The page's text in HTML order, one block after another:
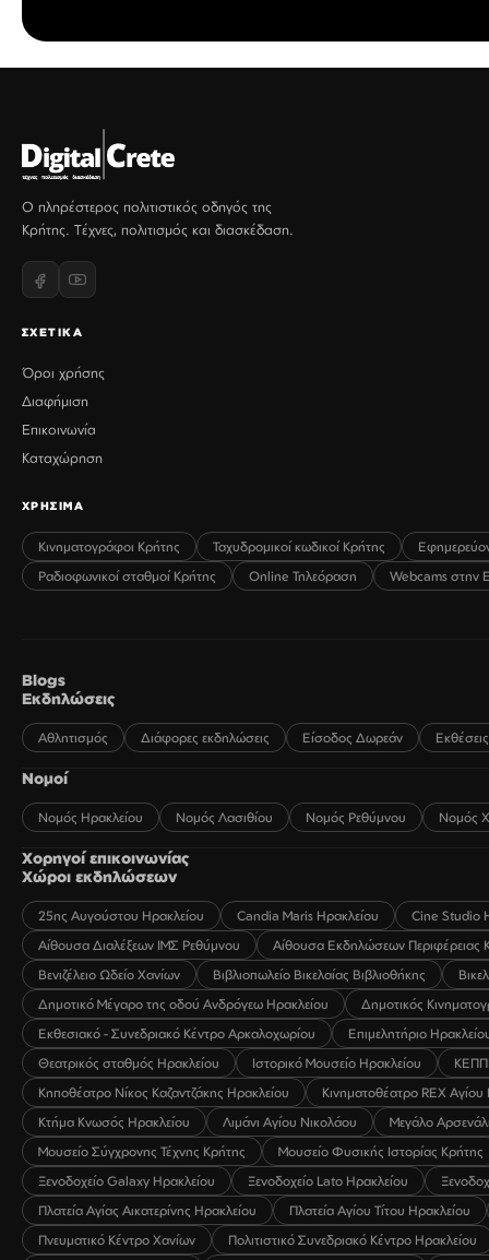
Ο πληρέστερος πολιτιστικός οδηγός της
Κρήτης. Τέχνες, πολιτισμός και διασκέδαση.
ΣΧΕΤΙΚΑ
Όροι χρήσης
Διαφήμιση
Επικοινωνία
Καταχώρηση
ΧΡΗΣΙΜΑ
Κινηματογράφοι Κρήτης Ταχυδρομικοί κωδικοί Κρήτης
Ραδιοφωνικοί σταθμοί Κρήτης
Online Τηλεόραση Webcams στην
Blogs
Εκδηλώσεις
Αθλητισμός Διάφορες εκδηλώσεις Είσοδος Δωρεάν Εκθέσεις
Νομοί
Νομός Ηρακλείου Νομός Λασιθίου Νομός Ρεθύμνου Νομός
Χορηγοί επικοινωνίας
Χώροι εκδηλώσεων
25ης Αυγούστου Ηρακλείου Candia Maris Ηρακλείου
Cine Studio
Αίθουσα Διαλέξεων ΙΜΣ Ρεθύμνου
Αίθουσα Εκδηλώσεων Περιφέρειας
Βενιζέλειο Ωδείο Χανίων
Βιβλιοπωλείο Βικελαίας Βιβλιοθήκης
Δημοτικό Μέγαρο της οδού Ανδρόγεω Ηρακλείου
Δημοτικός
Εκθεσιακό - Συνεδριακό Κέντρο Αρκαλοχωρίου
Επιμελητήριο
Θεατρικός σταθμός Ηρακλείου
Ιστορικό Μουσείο Ηρακλείου
Κηποθέατρο Νίκος Καζαντζάκης Ηρακλείου
Κινηματοθέατρο REX
Κτήμα Κνωσός Ηρακλείου
Λιμάνι Αγίου Νικολάου
Μεγάλο
Μουσείο Σύγχρονης Τέχνης Κρήτης
Μουσείο Φυσικής Ιστορίας Κρήτης
Ξενοδοχείο Galaxy Ηρακλείου
Ξενοδοχείο Lato Ηρακλείου
Πλατεία Αγίας Αικατερίνης Ηρακλείου
Πλατεία Αγίου Τίτου Ηρακλείου
Πνευματικό Κέντρο Χανίων
Πολιτιστικό Συνεδριακό Κέντρο Ηρακλείου